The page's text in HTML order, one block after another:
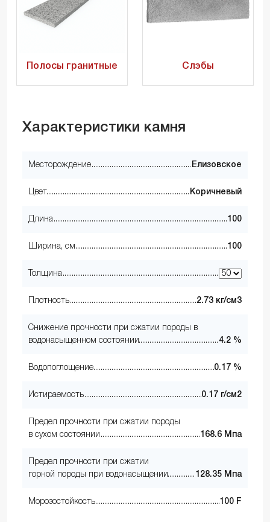
Полосы гранитные Слэбы
Характеристики камня
Месторождение Елизовское
Цвет Коричневый
Длина 100
Ширина, см 100
Толщина
Плотность 2.73 кг/см3
Снижение прочности при сжатии породы в
водонасыщенном состоянии
4.2 %
Водопоглощение 0.17 %
Истираемость 0.17 г/см2
Предел прочности при сжатии породы
в сухом состоянии
168.6 Мпа
Предел прочности при сжатии
горной породы при водонасыщении
128.35 Мпа
Морозостойкость 100 F